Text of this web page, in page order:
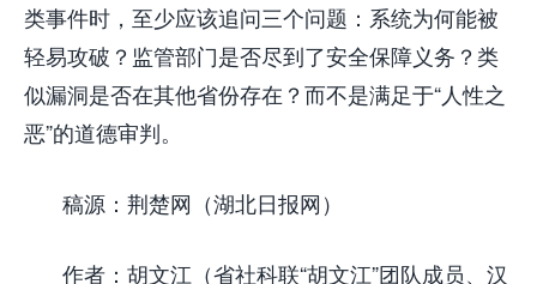
类事件时，至少应该追问三个问题：系统为何能被
轻易攻破？监管部门是否尽到了安全保障义务？类
似漏洞是否在其他省份存在？而不是满足于“人性之
恶”的道德审判。
稿源：荆楚网（湖北日报网）
作者：胡文江（省社科联“胡文江”团队成员、汉